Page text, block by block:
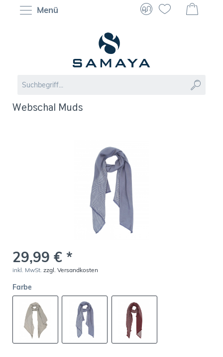
Menü
Webschal Muds
29,99 € *
inkl. MwSt. zzgl. Versandkosten
Farbe